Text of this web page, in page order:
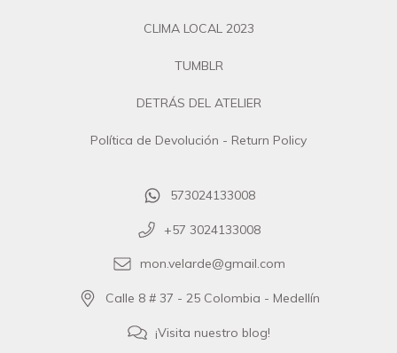
CLIMA LOCAL 2023
TUMBLR
DETRÁS DEL ATELIER
Política de Devolución - Return Policy
573024133008
+57 3024133008
mon.velarde@gmail.com
Calle 8 # 37 - 25 Colombia - Medellín
¡Visita nuestro blog!